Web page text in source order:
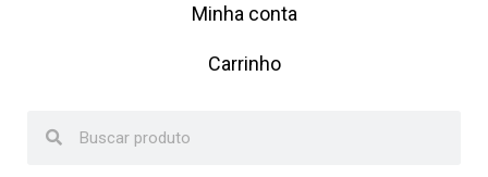
Minha conta
Carrinho